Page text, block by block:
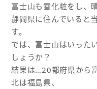
富士山も雪化粧をし、
静岡県に住んでいると
す。
では、富士山はいった
しょうか？
結果は…20都府県から
北は福島県、